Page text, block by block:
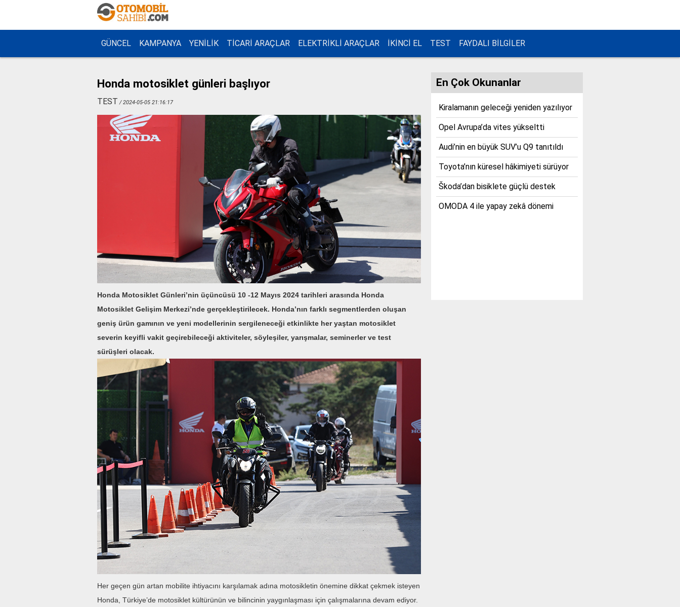
GÜNCEL KAMPANYA YENİLİK TİCARİ ARAÇLAR ELEKTRİKLİ ARAÇLAR İKİNCİ EL TEST FAYDALI BİLGİLER
Honda motosiklet günleri başlıyor
TEST / 2024-05-05 21:16:17
Honda Motosiklet Günleri’nin üçüncüsü 10 -12 Mayıs 2024 tarihleri arasında Honda
Motosiklet Gelişim Merkezi’nde gerçekleştirilecek. Honda’nın farklı segmentlerden oluşan
geniş ürün gamının ve yeni modellerinin sergileneceği etkinlikte her yaştan motosiklet
severin keyifli vakit geçirebileceği aktiviteler, söyleşiler, yarışmalar, seminerler ve test
sürüşleri olacak.
Her geçen gün artan mobilite ihtiyacını karşılamak adına motosikletin önemine dikkat çekmek isteyen
Honda, Türkiye’de motosiklet kültürünün ve bilincinin yaygınlaşması için çalışmalarına devam ediyor.
En Çok Okunanlar
Kiralamanın geleceği yeniden yazılıyor
Opel Avrupa’da vites yükseltti
Audi’nin en büyük SUV’u Q9 tanıtıldı
Toyota’nın küresel hâkimiyeti sürüyor
Škoda’dan bisiklete güçlü destek
OMODA 4 ile yapay zekâ dönemi